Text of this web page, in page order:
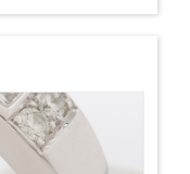
お買取り情報